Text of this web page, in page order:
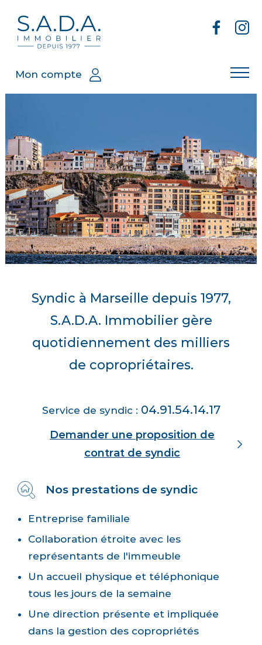
Mon compte
Syndic à Marseille depuis 1977,
S.A.D.A. Immobilier gère
quotidiennement des milliers
de copropriétaires.
Service de syndic : 04.91.54.14.17
Demander une proposition de
contrat de syndic
Nos prestations de syndic
Entreprise familiale
Collaboration étroite avec les
représentants de l'immeuble
Un accueil physique et téléphonique
tous les jours de la semaine
Une direction présente et impliquée
dans la gestion des copropriétés